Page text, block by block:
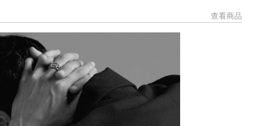
查看商品